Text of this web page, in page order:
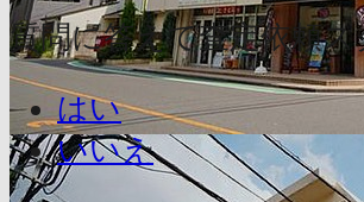
質問に答えて査定依頼ス
はい
いいえ